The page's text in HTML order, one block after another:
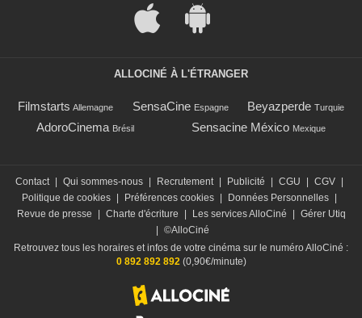
ALLOCINÉ À L'ÉTRANGER
Filmstarts Allemagne SensaCine Espagne Beyazperde Turquie
AdoroCinema Brésil Sensacine México Mexique
Contact Qui sommes-nous Recrutement Publicité CGU CGV
Politique de cookies
Préférences cookies Données Personnelles
Revue de presse
Charte d'écriture Les services AlloCiné
Gérer Utiq
©AlloCiné
Retrouvez tous les horaires et infos de votre cinéma sur le numéro AlloCiné :
0 892 892 892(0,90€/minute)